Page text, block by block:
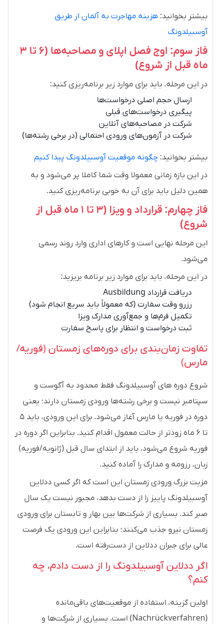
بیشتر بخوانید: هزینه مهاجرت به آلمان از طریق
آوسبیلدونگ
فاز سوم: اوج فصل اپلای و مصاحبه‌ها (۶ تا ۳
ماه قبل از شروع)
در این مرحله، باید برای موارد زیر برنامه‌ریزی کنید:
ارسال حجم اصلی درخواست‌ها
پیگیری درخواست‌های قبلی
شرکت در مصاحبه‌های آنلاین
شرکت در آزمون‌های ورودی احتمالی (در برخی رشته‌ها)
بیشتر بخوانید: چگونه موقعیت آوسبیلدونگ پیدا کنیم
در این بازه زمانی معمولا وقت شما کاملا پر می‌شود و به
همین دلیل باید برای آن به خوبی برنامه‌ریزی کنید.
فاز چهارم: قرارداد و ویزا (۳ تا ۱ ماه قبل از
شروع)
این مرحله نهایی است و کارهای اداری وارد روند رسمی
می‌شود.
در این مرحله، باید برای موارد زیر برنامه بریزید:
دریافت قرارداد Ausbildung
رزرو وقت سفارت (که معمولاً باید سریع انجام شود)
تکمیل فرم‌ها و جمع‌آوری مدارک ویزا
ثبت درخواست و انتظار برای پاسخ سفارت
تفاوت زمان‌بندی برای دوره‌های زمستان (فوریه/
مارس)
شروع دوره‌ های آوسبیلدونگ فقط محدود به آگوست و
سپتامبر نیست و برخی رشته‌ها ورودی زمستان دارند؛ یعنی
دوره در فوریه یا مارس آغاز می‌شود. برای این ورودی، باید ۵
تا ۶ ماه زودتر از حالت معمول اقدام کنید. بنابراین اگر دوره در
فوریه شروع می‌شود، باید از ابتدای سال قبل (ژانویه/فوریه)
زبان، رزومه و مدارک را آماده کنید.
مزیت بزرگ ورودی زمستان این است که اگر کسی ددلاین
آوسبیلدونگ پاییز را از دست بدهد، مجبور نیست یک سال
صبر کند. بسیاری از شرکت‌ها بین بهار و تابستان برای ورودی
زمستان نیرو جذب می‌کنند؛ بنابراین این ورودی یک فرصت
عالی برای جبران ددلاین از دست‌رفته است.
اگر ددلاین آوسبیلدونگ را از دست دادم، چه
کنم؟
اولین گزینه، استفاده از موقعیت‌های باقی‌مانده
(Nachrückverfahren) است. بسیاری از شرکت‌ها و